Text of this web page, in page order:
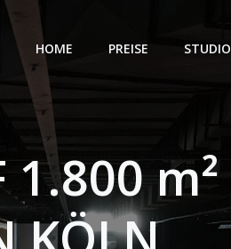
HOME PREISE STUDIO
1.800 m²